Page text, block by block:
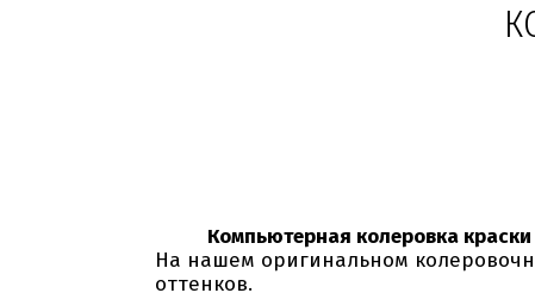
Компьютерная колеровка краски
На нашем оригинальном
оттенков.